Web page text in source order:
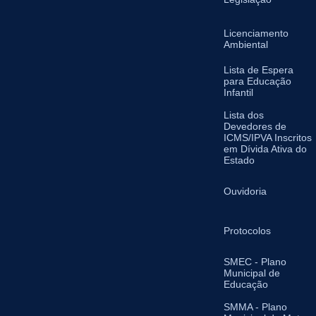
Licenciamento
Ambiental
Lista de Espera
para Educação
Infantil
Lista dos
Devedores de
ICMS/IPVA Inscritos
em Dívida Ativa do
Estado
Ouvidoria
Protocolos
SMEC - Plano
Municipal de
Educação
SMMA - Plano